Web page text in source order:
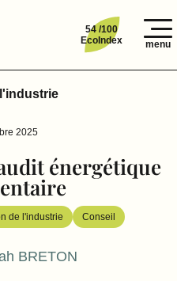
54 /100
EcoIndex
menu
2025
énergétique
de l'industrie Conseil
BRETON